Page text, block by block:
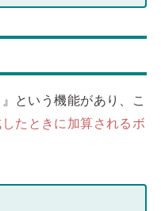
という機能があり、こ
たときに加算されるボ